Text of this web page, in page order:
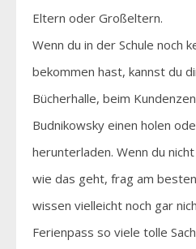
Eltern oder Großeltern.
Wenn du in der Schule noch
bekommen hast, kannst du
Bücherhalle, beim
Budnikowsky einen holen
herunterladen. Wenn du
wie das geht, frag am
wissen vielleicht noch gar
Ferienpass so viele tolle